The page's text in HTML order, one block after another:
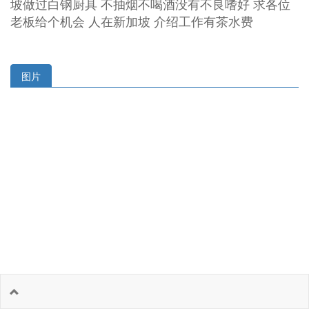
老板给个机会 人在新加坡 介绍工作有茶水费
图片